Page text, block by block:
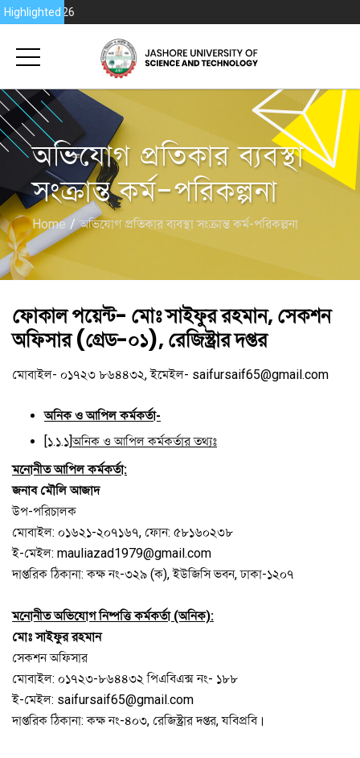
Highlighted
2026
অভিযোগ প্রতিকার ব্যবস্থা
সংক্রান্ত কর্ম-পরিকল্পনা
Home অভিযোগ প্রতিকার ব্যবস্থা সংক্রান্ত কর্ম-পরিকল্পনা
ফোকাল পয়েন্ট- মোঃ সাইফুর রহমান, সেকশন
অফিসার (গ্রেড-০১), রেজিস্ট্রার দপ্তর
মোবাইল- ০১৭২৩ ৮৬৪৪৩২, ইমেইল- saifursaif65@gmail.com
অনিক ও আপিল কর্মকর্তা-
[১.১.১]অনিক ও আপিল কর্মকর্তার তথ্যঃ
মনোনীত আপিল কর্মকর্তা:
জনাব মৌলি আজাদ
উপ-পরিচালক
মোবাইল: ০১৬২১-২০৭১৬৭, ফোন: ৫৮১৬০২৩৮
ই-মেইল: mauliazad1979@gmail.com
দাপ্তরিক ঠিকানা: কক্ষ নং-৩২৯ (ক), ইউজিসি ভবন, ঢাকা-১২০৭
মনোনীত অভিযোগ নিষ্পত্তি কর্মকর্তা (অনিক):
মোঃ সাইফুর রহমান
সেকশন অফিসার
মোবাইল: ০১৭২৩-৮৬৪৪৩২ পিএবিএক্স নং- ১৮৮
ই-মেইল: saifursaif65@gmail.com
দাপ্তরিক ঠিকানা: কক্ষ নং-৪০৩, রেজিস্ট্রার দপ্তর, যবিপ্রবি।